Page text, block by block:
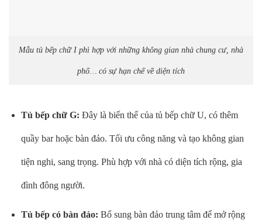
Mẫu tủ bếp chữ I phì hợp với những không gian nhà chung cư, nhà
phố… có sự hạn chế về diện tích
Tủ bếp chữ G: Đây là biến thể của tủ bếp chữ U, có thêm
quầy bar hoặc bàn đảo. Tối ưu công năng và tạo không gian
tiện nghi, sang trọng. Phù hợp với nhà có diện tích rộng, gia
đình đông người.
Tủ bếp có bàn đảo: Bổ sung bàn đảo trung tâm để mở rộng